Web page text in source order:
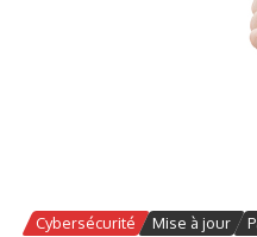
Cybersécurité Mise à jour